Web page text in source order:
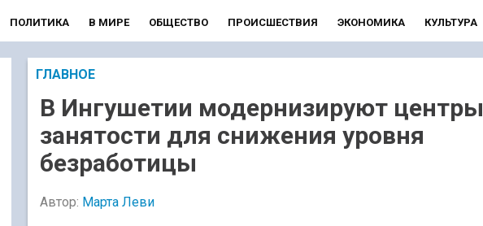
ПОЛИТИКА В МИРЕ ОБЩЕСТВО ПРОИСШЕСТВИЯ ЭКОНОМИКА КУЛЬТУРА
ГЛАВНОЕ
В Ингушетии модернизируют центры
занятости для снижения уровня
безработицы
Автор: Марта Леви